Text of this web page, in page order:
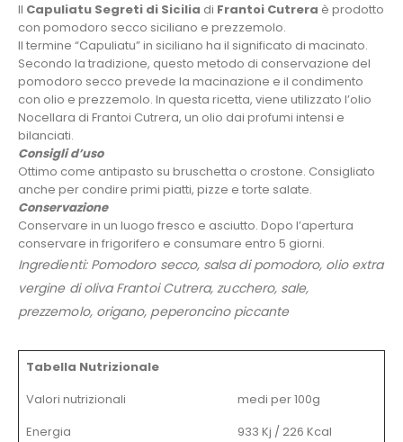
Il Capuliatu Segreti di Sicilia di Frantoi Cutrera è prodotto
con pomodoro secco siciliano e prezzemolo.
Il termine “Capuliatu” in siciliano ha il significato di macinato.
Secondo la tradizione, questo metodo di conservazione del
pomodoro secco prevede la macinazione e il condimento
con olio e prezzemolo. In questa ricetta, viene utilizzato l’olio
Nocellara di Frantoi Cutrera, un olio dai profumi intensi e
bilanciati.
Consigli d’uso
Ottimo come antipasto su bruschetta o crostone. Consigliato
anche per condire primi piatti, pizze e torte salate.
Conservazione
Conservare in un luogo fresco e asciutto. Dopo l’apertura
conservare in frigorifero e consumare entro 5 giorni.
Ingredienti: Pomodoro secco, salsa di pomodoro, olio extra
vergine di oliva Frantoi Cutrera, zucchero, sale,
prezzemolo, origano, peperoncino piccante
Tabella Nutrizionale
Valori nutrizionali
medi per 100g
Energia
933 Kj / 226 Kcal